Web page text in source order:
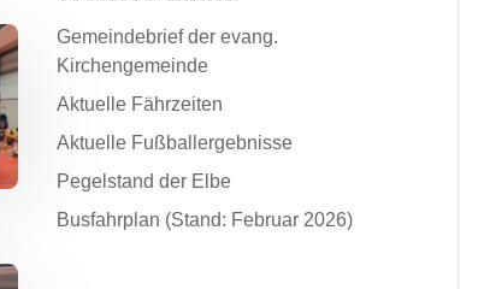
Gemeindebrief der evang.
Kirchengemeinde
Aktuelle Fährzeiten
Aktuelle Fußballergebnisse
Pegelstand der Elbe
Busfahrplan (Stand: Februar 2026)